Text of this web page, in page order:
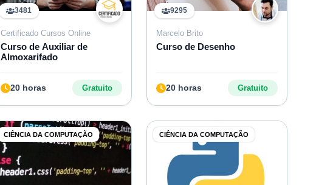
3481
Certificado Cursos Online
Curso de Auxiliar de
Almoxarifado
20 horas Gratuito
9295
Marcelo Brito
Curso de Desenho
20 horas Gratuito
CIÊNCIA DA COMPUTAÇÃO CIÊNCIA DA COMPUTAÇÃO